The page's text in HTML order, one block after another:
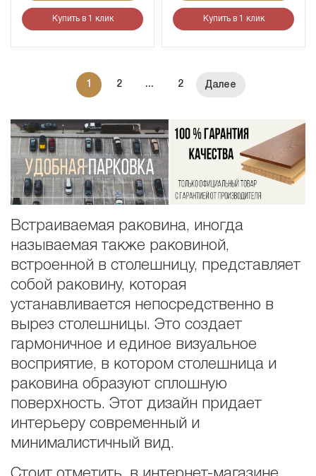
Купить в 1 клик Купить в 1 клик
1 2 ... 2
Встраиваемая раковина, иногда
называемая также раковиной,
встроенной в столешницу, представляет
собой раковину, которая
устанавливается непосредственно в
вырез столешницы. Это создает
гармоничное и единое визуальное
восприятие, в котором столешница и
раковина образуют сплошную
поверхность. Этот дизайн придает
интерьеру современный и
минималистичный вид.